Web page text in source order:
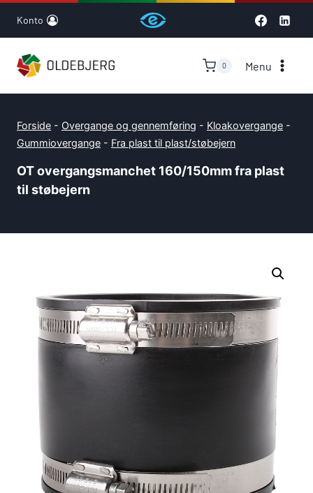
Konto
0 Menu
Forside - Overgange og gennemføring - Kloakovergange -
Gummiovergange - Fra plast til plast/støbejern
OT overgangsmanchet 160/150mm fra plast
til støbejern